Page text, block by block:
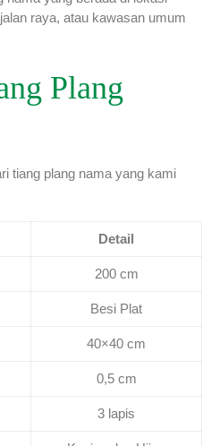
raya, atau kawasan umum
Plang
tiang plang nama yang kami
Detail
200 cm
Besi Plat
40×40 cm
0,5 cm
3 lapis